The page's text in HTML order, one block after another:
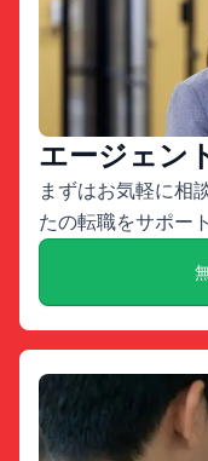
エージェン
まずはお気軽に相
たの転職をサポー